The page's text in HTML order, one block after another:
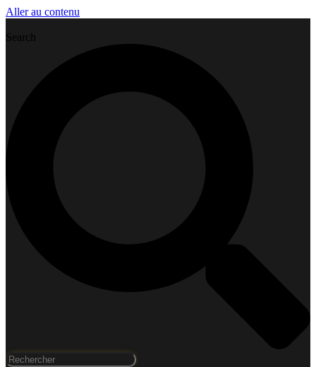
Aller au contenu
Search